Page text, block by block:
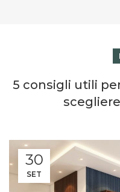
5 consigli utili
30
SET